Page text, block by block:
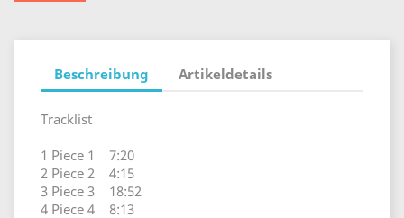
Beschreibung Artikeldetails
Tracklist
1 Piece 1 7:20
2 Piece 2 4:15
3 Piece 3 18:52
4 Piece 4 8:13